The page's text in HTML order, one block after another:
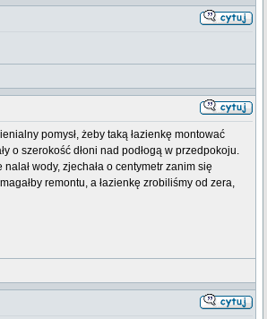
pomysł, żeby taką łazienkę montować
o szerokość dłoni nad podłogą w przedpokoju.
wody, zjechała o centymetr zanim się
remontu, a łazienkę zrobiliśmy od zera,